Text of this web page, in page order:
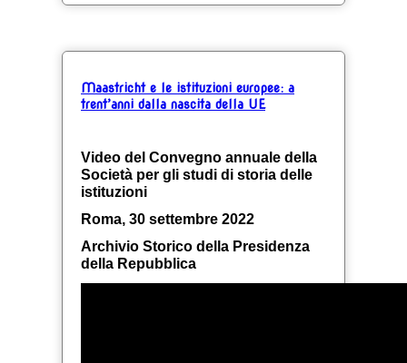
Maastricht e le istituzioni europee: a
trent’anni dalla nascita della UE
Video del Convegno annuale della
Società per gli studi di storia delle
istituzioni
Roma, 30 settembre 2022
Archivio Storico della Presidenza
della Repubblica